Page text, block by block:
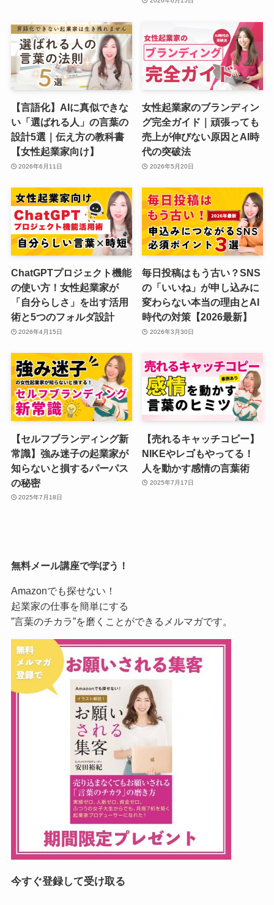
【言語化】AIに真似できな
い「選ばれる人」の言葉の
設計5選｜伝え方の教科書
【女性起業家向け】
2026年6月11日
女性起業家のブランディン
グ完全ガイド｜頑張っても
売上が伸びない原因とAI時
代の突破法
2026年5月20日
ChatGPTプロジェクト機能
の使い方！女性起業家が
「自分らしさ」を出す活用
術と5つのフォルダ設計
2026年4月15日
毎日投稿はもう古い？SNS
の「いいね」が申し込みに
変わらない本当の理由とAI
時代の対策【2026最新】
2026年3月30日
【セルフブランディング新
常識】強み迷子の起業家が
知らないと損するパーパス
の秘密
2025年7月18日
【売れるキャッチコピー】
NIKEやレゴもやってる！
人を動かす感情の言葉術
2025年7月17日
無料メール講座で学ぼう！
Amazonでも探せない！
起業家の仕事を簡単にする
”言葉のチカラ”を磨くことができるメルマガです。
今すぐ登録して受け取る